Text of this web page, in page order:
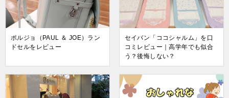
ポルジョ（PAUL ＆ JOE）ラン
ドセルをレビュー
セイバン「ココシャルム」を口
コミレビュー｜高学年でも似合
う？後悔しない？